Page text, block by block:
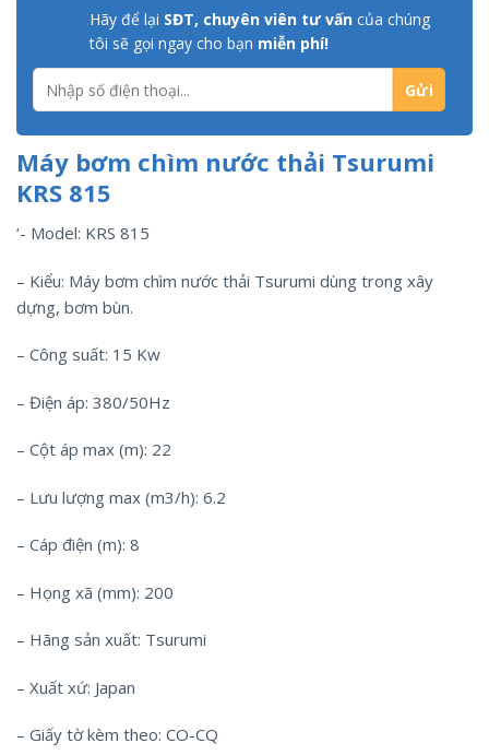
Hãy để lại SĐT, chuyên viên tư vấn của chúng
tôi sẽ gọi ngay cho bạn miễn phí!
Máy bơm chìm nước thải Tsurumi
KRS 815
‘- Model: KRS 815
– Kiểu: Máy bơm chìm nước thải Tsurumi dùng trong xây
dựng, bơm bùn.
– Công suất: 15 Kw
– Điện áp: 380/50Hz
– Cột áp max (m): 22
– Lưu lượng max (m3/h): 6.2
– Cáp điện (m): 8
– Họng xã (mm): 200
– Hãng sản xuất: Tsurumi
– Xuất xứ: Japan
– Giấy tờ kèm theo: CO-CQ